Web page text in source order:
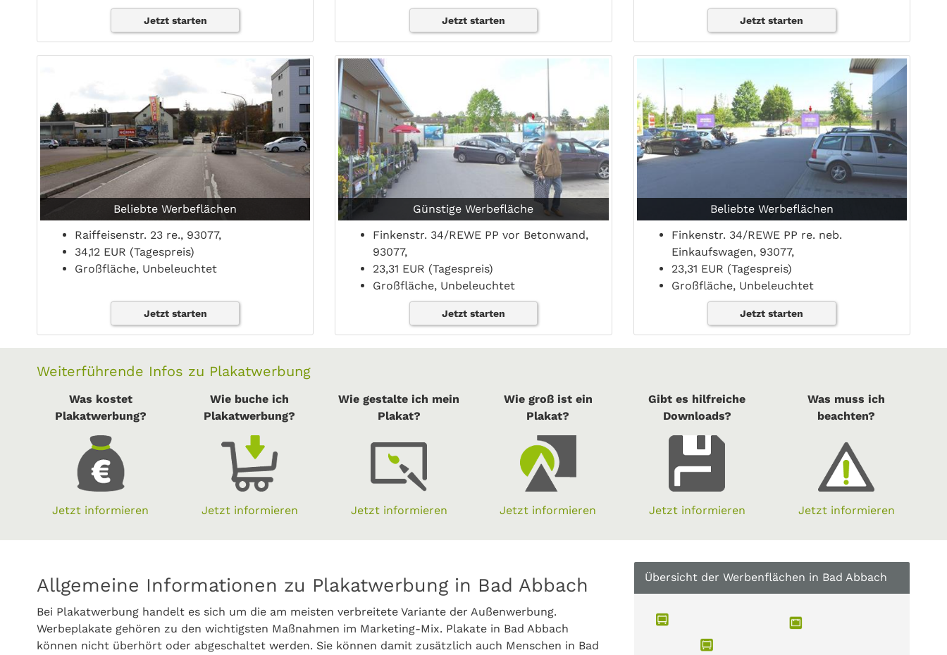
Jetzt starten Jetzt starten Jetzt starten
Beliebte Werbeflächen
Raiffeisenstr. 23 re., 93077,
34,12 EUR (Tagespreis)
Großfläche, Unbeleuchtet
Jetzt starten
Günstige Werbefläche
Finkenstr. 34/REWE PP vor Betonwand,
93077,
23,31 EUR (Tagespreis)
Großfläche, Unbeleuchtet
Jetzt starten
Beliebte Werbeflächen
Finkenstr. 34/REWE PP re. neb.
Einkaufswagen, 93077,
23,31 EUR (Tagespreis)
Großfläche, Unbeleuchtet
Jetzt starten
Weiterführende Infos zu Plakatwerbung
Was kostet
Plakatwerbung?
Jetzt informieren
Wie buche ich
Plakatwerbung?
Jetzt informieren
Wie gestalte ich mein
Plakat?
Jetzt informieren
Wie groß ist ein
Plakat?
Jetzt informieren
Gibt es hilfreiche
Downloads?
Jetzt informieren
Was muss ich
beachten?
Jetzt informieren
Allgemeine Informationen zu Plakatwerbung in Bad Abbach
Bei Plakatwerbung handelt es sich um die am meisten verbreitete Variante der Außenwerbung.
Werbeplakate gehören zu den wichtigsten Maßnahmen im Marketing-Mix. Plakate in Bad Abbach
können nicht überhört oder abgeschaltet werden. Sie können damit zusätzlich auch Menschen in Bad
Übersicht der Werbenflächen in Bad Abbach